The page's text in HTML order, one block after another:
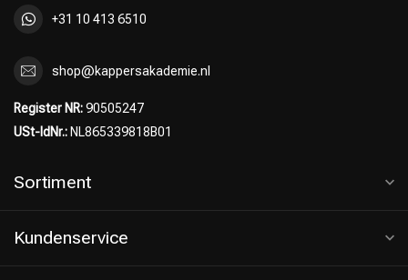
+31 10 413 6510
shop@kappersakademie.nl
Register NR:90505247
USt-IdNr.: NL865339818B01
Sortiment
Kundenservice